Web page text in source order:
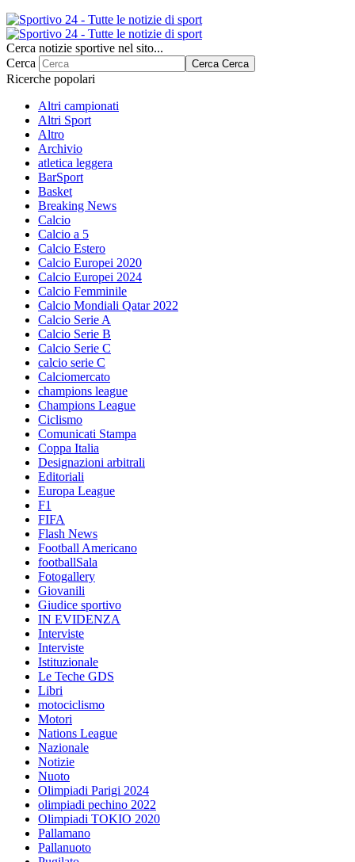
Cerca notizie sportive nel sito...
Cerca
Cerca Cerca
Ricerche popolari
Altri campionati
Altri Sport
Altro
Archivio
atletica leggera
BarSport
Basket
Breaking News
Calcio
Calcio a 5
Calcio Estero
Calcio Europei 2020
Calcio Europei 2024
Calcio Femminile
Calcio Mondiali Qatar 2022
Calcio Serie A
Calcio Serie B
Calcio Serie C
calcio serie C
Calciomercato
champions league
Champions League
Ciclismo
Comunicati Stampa
Coppa Italia
Designazioni arbitrali
Editoriali
Europa League
F1
FIFA
Flash News
Football Americano
footballSala
Fotogallery
Giovanili
Giudice sportivo
IN EVIDENZA
Interviste
Interviste
Istituzionale
Le Teche GDS
Libri
motociclismo
Motori
Nations League
Nazionale
Notizie
Nuoto
Olimpiadi Parigi 2024
olimpiadi pechino 2022
Olimpiadi TOKIO 2020
Pallamano
Pallanuoto